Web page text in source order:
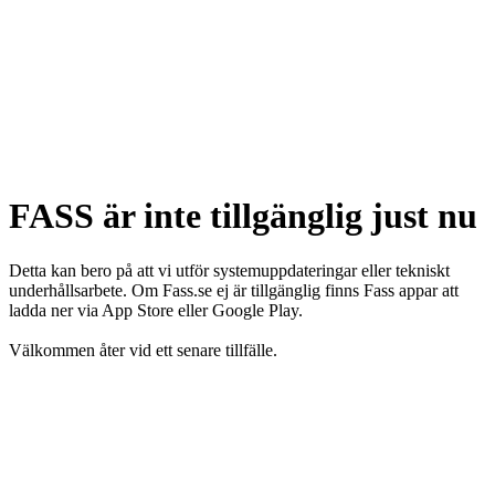
FASS är inte tillgänglig just nu
Detta kan bero på att vi utför systemuppdateringar eller tekniskt
underhållsarbete. Om Fass.se ej är tillgänglig finns Fass appar att
ladda ner via App Store eller Google Play.
Välkommen åter vid ett senare tillfälle.